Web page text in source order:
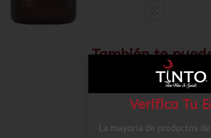
También te
Verifica Tu
La mayoría de productos